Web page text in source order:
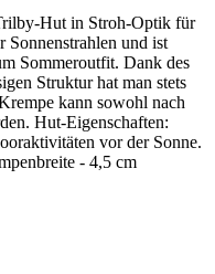
Hut in Stroh-Optik für
und ist
Sommeroutfit. Dank des
Struktur hat man stets
kann sowohl nach
Hut-Eigenschaften:
vor der Sonne.
- 4,5 cm